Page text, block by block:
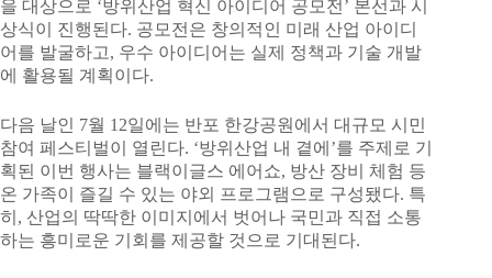
을 대상으로 ‘방위산업 혁신 아이디어 공모전’ 본선과 시
상식이 진행된다. 공모전은 창의적인 미래 산업 아이디
어를 발굴하고, 우수 아이디어는 실제 정책과 기술 개발
에 활용될 계획이다.
다음 날인 7월 12일에는 반포 한강공원에서 대규모 시민
참여 페스티벌이 열린다. ‘방위산업 내 곁에’를 주제로 기
획된 이번 행사는 블랙이글스 에어쇼, 방산 장비 체험 등
온 가족이 즐길 수 있는 야외 프로그램으로 구성됐다. 특
히, 산업의 딱딱한 이미지에서 벗어나 국민과 직접 소통
하는 흥미로운 기회를 제공할 것으로 기대된다.